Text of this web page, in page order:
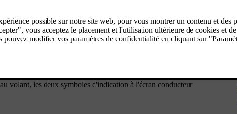
s'allume pour indiquer que vous pouvez les utiliser. La
volant, les deux symboles d'indication à l'écran conducteur